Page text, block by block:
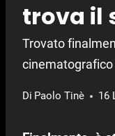
trova il
Trovato
Di Paolo Tinè 16